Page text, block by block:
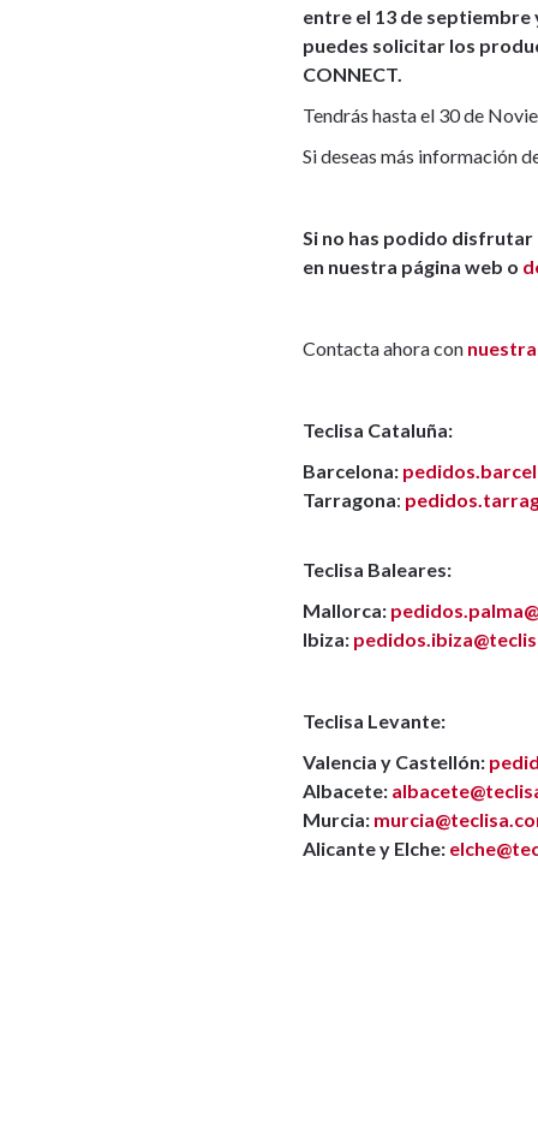
entre el 13 de
puedes solicitar los
CONNECT.
Tendrás hasta el 30 de
Si deseas más información
Si no has podido
en nuestra página web o
Contacta ahora con
Teclisa Cataluña:
Barcelona:
Tarragona:
Teclisa Baleares:
Mallorca:
Ibiza:
Teclisa Levante:
Valencia y Castellón:
Albacete:
Murcia:
Alicante y Elche: